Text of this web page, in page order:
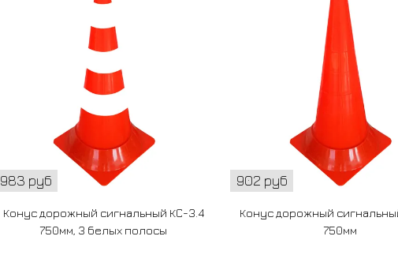
983 руб
Конус дорожный сигнальный КС-3.4
750мм, 3 белых полосы
902 руб
Конус дорожный
750мм